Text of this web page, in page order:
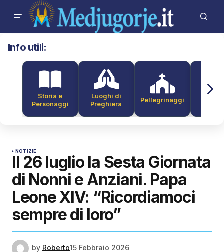
Info utili:
Storia e
Personaggi
Luoghi di
Preghiera
Pellegrinaggi
NOTIZIE
Il 26 luglio la Sesta Giornata
di Nonni e Anziani. Papa
Leone XIV: “Ricordiamoci
sempre di loro”
by Roberto15 Febbraio 2026